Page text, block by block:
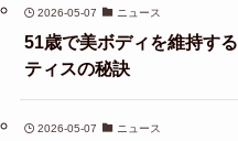
2026-05-07 ニュース
51歳で美ボディを維持す
ティスの秘訣
2026-05-07 ニュース